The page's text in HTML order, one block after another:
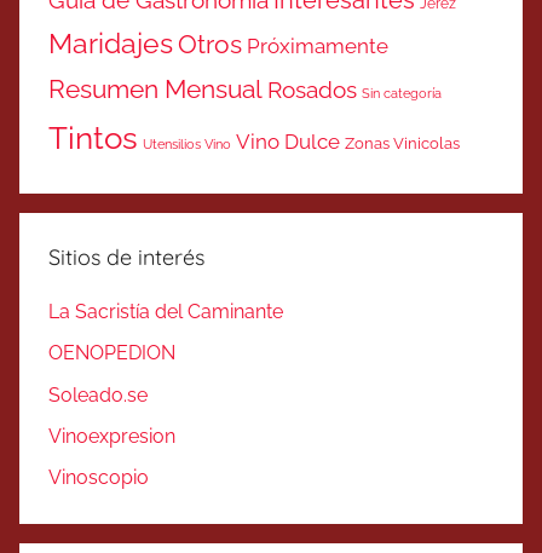
MaridajesOtros Próximamente
Resumen Mensual Rosados Sin categoría
Tintos Utensilios Vino Vino Dulce Zonas Vinicolas
Sitios de interés
La Sacristía del Caminante
OENOPEDION
Soleado.se
Vinoexpresion
Vinoscopio